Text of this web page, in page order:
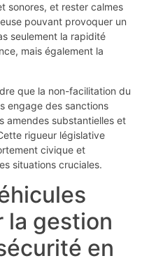
sonores, et rester calmes
pouvant provoquer un
seulement la rapidité
mais également la
que la non-facilitation du
engage des sanctions
amendes substantielles et
rigueur législative
civique et
situations cruciales.
la gestion
en